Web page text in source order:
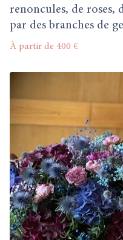
renoncules, de roses,
par des branches de
À partir de 400 €